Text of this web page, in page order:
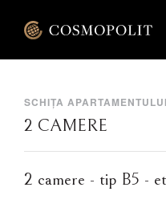
PROIECTE ÎN LUCRU
PROIECTE FINALIZATE
SPAȚII COMERCIALE
SCHIȚA APARTAMENTULUI
2 CAMERE
2 camere - tip B5 -